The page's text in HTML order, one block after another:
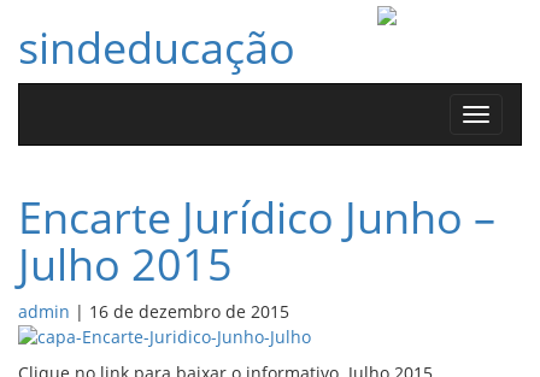
sindeducação
Toggle
Encarte Jurídico Junho –
Julho 2015
admin | 16 de dezembro de 2015